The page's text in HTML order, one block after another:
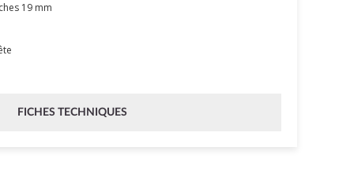
19 mm
FICHES TECHNIQUES